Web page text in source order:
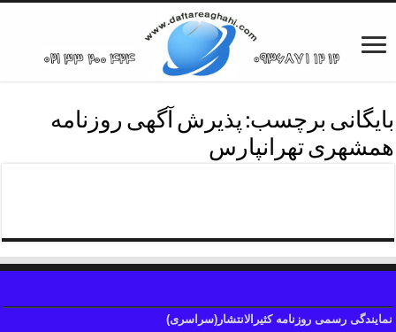
بایگانی برچسب: پذیرش آگهی روزنامه
همشهری تهرانپارس
نمایندگی رسمی روزنامه کثیرالانتشار(سراسری)